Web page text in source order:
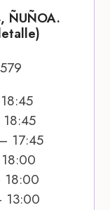
ÑUÑOA.
17:45
18:00
13:00